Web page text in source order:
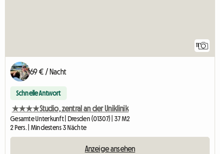
11
69 € / Nacht
Schnelle Antwort
★★★★Studio, zentral an der Uniklinik
Gesamte Unterkunft | Dresden (01307) | 37 M2
2 Pers. | Mindestens 3 Nächte
Anzeige ansehen